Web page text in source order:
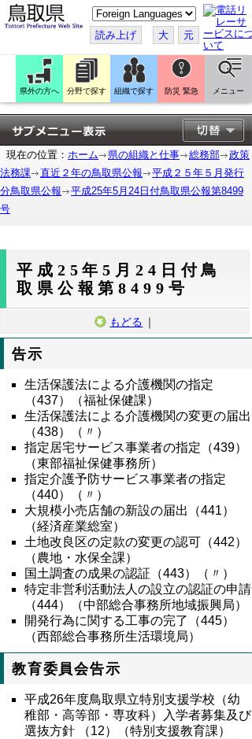
こ
の
ペ
ー
ジ
翻
訳
す
る
読み上げ 大 元
県外の方へ 分野で探す 組織で探す 防災 緊急 メニュー
現在の位置： ホーム 県の組織と仕事 総務部
政策
法務課
直近２年の鳥取県公報
平成２５年５月発行
分鳥取県公報
平成25年5月24日付鳥取県公報第8499
号
平成25年5月24日付鳥
取県公報第8499号
もどる ｜
告示
生活保護法による介護機関の指定
（437）（福祉保健課）
生活保護法による介護機関の変更の届出
（438）（〃）
指定居宅サービス事業者の指定（439）
（東部福祉保健事務所）
指定介護予防サービス事業者の指定
（440）（〃）
大規模小売店舗の新設の届出（441）
（経済産業総室）
土地改良区の定款の変更の認可（442）
（農地・水保全課）
国土調査の成果の認証（443）（〃）
特定非営利活動法人の設立の認証の申請
（444）（中部総合事務所地域振興局）
開発行為に関する工事の完了（445）
（西部総合事務所生活環境局）
教育委員会告示
平成26年度鳥取県立特別支援学校（幼
稚部・高等部・専攻科）入学者募集及び
選抜方針 （12）（特別支援教育課）